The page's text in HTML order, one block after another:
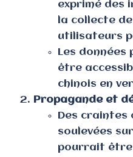
exprimé des
la collecte
utilisateurs
Les données
être
chinois en
Propagande et
Des craintes
soulevées
pourrait être